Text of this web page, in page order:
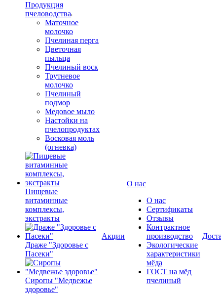
Продукция
пчеловодства
Маточное
молочко
Пчелиная перга
Цветочная
пыльца
Пчелиный воск
Трутневое
молочко
Пчелиный
подмор
Медовое мыло
Настойки на
пчелопродуктах
Восковая моль
(огневка)
Пищевые
витаминные
комплексы,
экстракты
Драже "Здоровье с
Пасеки"
Сиропы "Медвежье
здоровье"
Акции
О нас
О нас
Сертификаты
Отзывы
Контрактное
производство
Экологические
характеристики
мёда
ГОСТ на мёд
пчелиный